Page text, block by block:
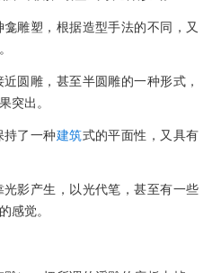
雕塑，根据造型手法的不同，又
圆雕，甚至半圆雕的一种形式，
突出。
持了一种建筑式的平面性，又具有
影产生，以光代笔，甚至有一些
感觉。